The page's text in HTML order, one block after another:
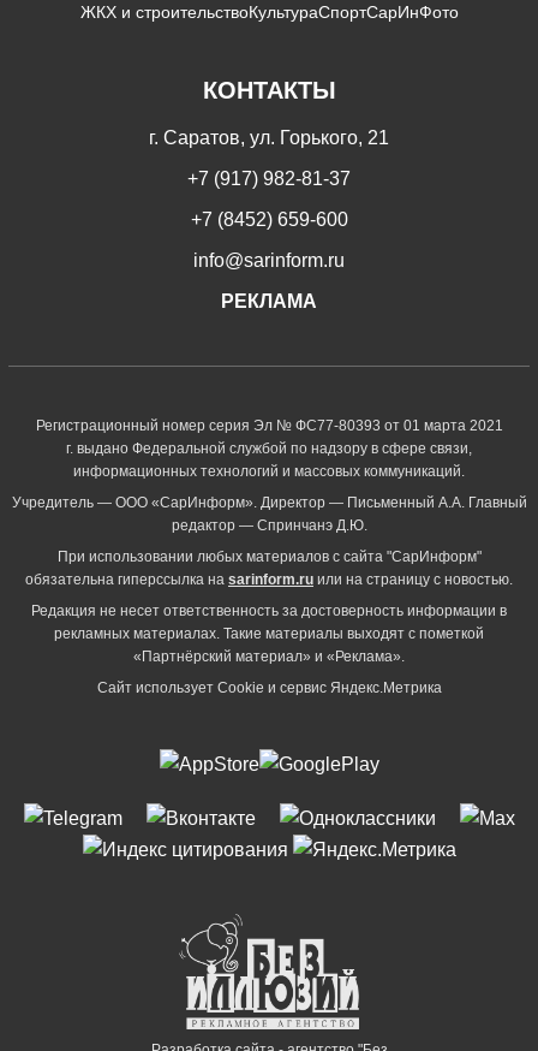
ЖКХ и строительствоКультураСпортСарИнФото
КОНТАКТЫ
г. Саратов, ул. Горького, 21
+7 (917) 982-81-37
+7 (8452) 659-600
info@sarinform.ru
РЕКЛАМА
Регистрационный номер серия Эл № ФС77-80393 от 01 марта 2021
г. выдано Федеральной службой по надзору в сфере связи,
информационных технологий и массовых коммуникаций.
Учредитель — ООО «СарИнформ». Директор — Письменный А.А. Главный
редактор — Спринчанэ Д.Ю.
При использовании любых материалов с сайта "СарИнформ"
обязательна гиперссылка на sarinform.ru или на страницу с новостью.
Редакция не несет ответственность за достоверность информации в
рекламных материалах. Такие материалы выходят с пометкой
«Партнёрский материал» и «Реклама».
Сайт использует Cookie и сервиc Яндекс.Метрика